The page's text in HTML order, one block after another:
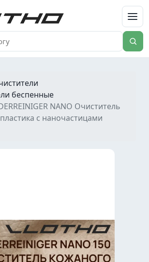
VLOTHO
беспенные
NANO Очиститель
с наночастицами